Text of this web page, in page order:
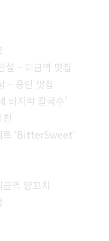
설 – 미금역 맛집
– 용인 맛집
바지락 칼국수’
트 ‘BitterSweet’
역 양꼬치